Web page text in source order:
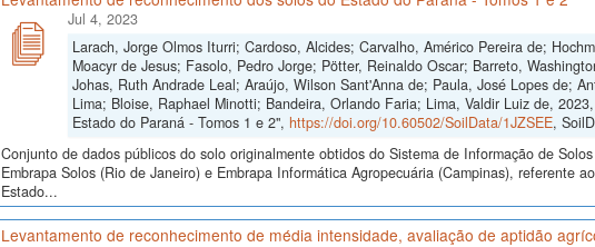
Jul 4, 2023
Larach, Jorge Olmos Iturri; Cardoso, Alcides; Carvalho, Américo Pereira de;
Moacyr de Jesus; Fasolo, Pedro Jorge; Pötter, Reinaldo Oscar; Barreto,
Johas, Ruth Andrade Leal; Araújo, Wilson Sant'Anna de; Paula, José Lopes de;
Lima; Bloise, Raphael Minotti; Bandeira, Orlando Faria; Lima, Valdir Luiz de,
Estado do Paraná - Tomos 1 e 2", https://doi.org/10.60502/SoilData/1JZSEE,
Conjunto de dados públicos do solo originalmente obtidos do Sistema de Informação de
Embrapa Solos (Rio de Janeiro) e Embrapa Informática Agropecuária (Campinas), referente
Estado...
Levantamento de reconhecimento de média intensidade, avaliação de aptidão